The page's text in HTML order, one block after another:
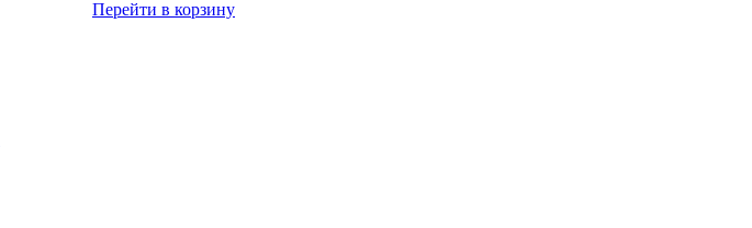
Перейти в корзину